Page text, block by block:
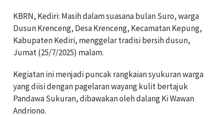
KBRN, Kediri: Masih dalam suasana bulan Suro, warga
Dusun Krenceng, Desa Krenceng, Kecamatan Kepung,
Kabupaten Kediri, menggelar tradisi bersih dusun,
Jumat (25/7/2025) malam.
Kegiatan ini menjadi puncak rangkaian syukuran warga
yang diisi dengan pagelaran wayang kulit bertajuk
Pandawa Sukuran, dibawakan oleh dalang Ki Wawan
Andriono.